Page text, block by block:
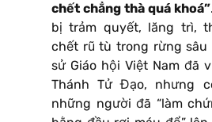
chết chẳng thà quá khoá”
bị trảm quyết, lăng trì,
chết rũ tù trong rừng sâu
sử Giáo hội Việt Nam đã
Thánh Tử Đạo, nhưng
những người đã “làm